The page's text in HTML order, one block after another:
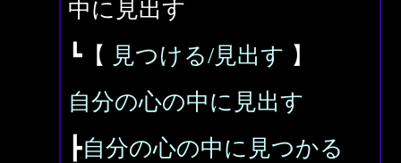
中に見出す
┗【 見つける/見出す 】
自分の心の中に見出す
┣自分の心の中に見つかる